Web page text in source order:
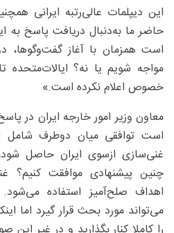
این دیپلمات عالی‌رتبه ایرانی
حاضر ما به‌دنبال دریافت پاسخ به
است همزمان با آغاز گفت‌وگوها،
مواجه شویم یا نه؟
خصوص اعلام نکرده است.»
معاون وزیر امور خارجه ایران در
است توافقی میان دوطرف شامل
غنی‌سازی ازسوی ایران حاصل
اهداف صلح‌آمیز استفاده
می‌تواند مورد بحث قرار گیرد اما